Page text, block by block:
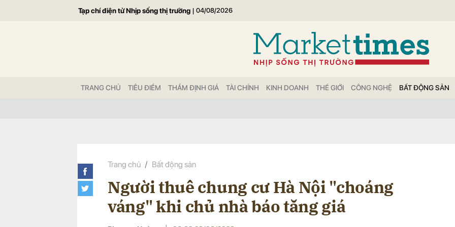
Tạp chí điện tử Nhịp sống thị trường | 04/08/2026
TRANG CHỦ TIÊU ĐIỂM THẨM ĐỊNH GIÁ TÀI CHÍNH KINH DOANH THẾ GIỚI CÔNG NGHỆ BẤT ĐỘNG SẢN
Trang chủ Bất động sản
Người thuê chung cư Hà Nội "choáng
váng" khi chủ nhà báo tăng giá
Gửi bình luận